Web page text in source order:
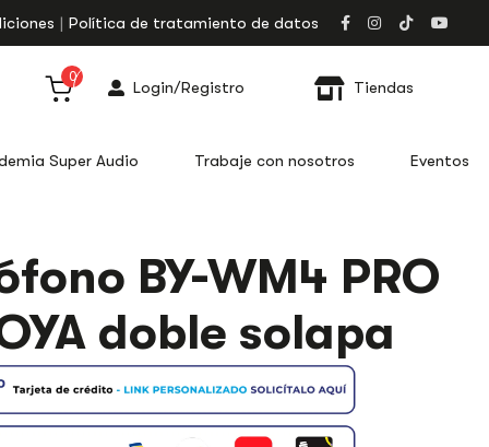
Política de tratamiento de datos
0
Login/Registro Tiendas
Super Audio Trabaje con nosotros Eventos
BY-WM4 PRO
doble solapa